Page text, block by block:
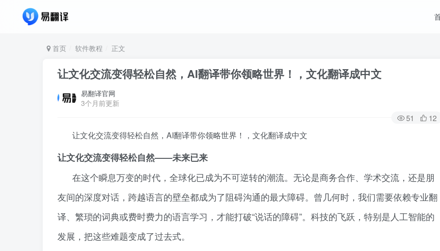
首页 软件教程 正文
让文化交流变得轻松自然，AI翻译带你领略世界！，文化翻译成中文
易翻译官网
3个月前更新
51 12
让文化交流变得轻松自然，AI翻译带你领略世界！，文化翻译成中文
让文化交流变得轻松自然——未来已来
在这个瞬息万变的时代，全球化已成为不可逆转的潮流。无论是商务合作、学术交流，还是朋
友间的深度对话，跨越语言的壁垒都成为了阻碍沟通的最大障碍。曾几何时，我们需要依赖专业翻
译、繁琐的词典或费时费力的语言学习，才能打破“说话的障碍”。科技的飞跃，特别是人工智能的
发展，把这些难题变成了过去式。